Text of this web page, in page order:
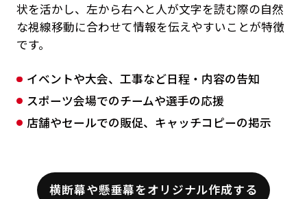
状を活かし、左から右へと人が文字を読む際の自然
な視線移動に合わせて情報を伝えやすいことが特徴
です。
イベントや大会、工事など日程・内容の告知
スポーツ会場でのチームや選手の応援
店舗やセールでの販促、キャッチコピーの掲示
横断幕や懸垂幕をオリジナル作成する